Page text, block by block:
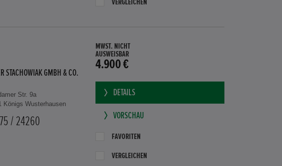
VERGLEICHEN
STACHOWIAK GMBH & CO.
Str. 9a
Königs Wusterhausen
/ 24260
MWST. NICHT
AUSWEISBAR
4.900 €
DETAILS
VORSCHAU
FAVORITEN
VERGLEICHEN